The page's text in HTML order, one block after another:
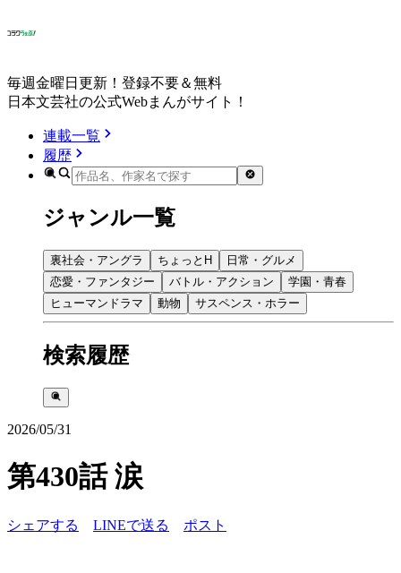
毎週金曜日更新！登録不要＆無料
日本文芸社の公式Webまんがサイト！
連載一覧
履歴
ジャンル一覧
裏社会・アングラ ちょっとH
日常・グルメ
恋愛・ファンタジー
バトル・アクション
学園・青春
ヒューマンドラマ
動物 サスペンス・ホラー
検索履歴
2026/05/31
第430話 涙
シェアする LINEで送る ポスト